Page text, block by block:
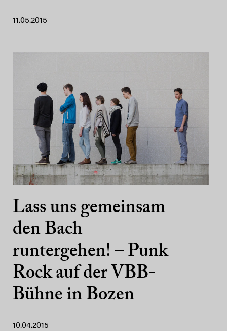
11.05.2015
Lass uns gemeinsam
den Bach
runtergehen! – Punk
Rock auf der VBB-
Bühne in Bozen
10.04.2015